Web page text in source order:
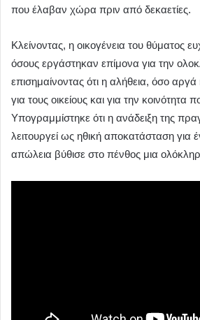
που έλαβαν χώρα πριν από δεκαετίες.
Κλείνοντας, η οικογένεια του θύματος
όσους εργάστηκαν επίμονα για την
επισημαίνοντας ότι η αλήθεια, όσο αργά
για τους οικείους και για την
Υπογραμμίστηκε ότι η ανάδειξη της
λειτουργεί ως ηθική αποκατάσταση για
απώλεια βύθισε στο πένθος μια